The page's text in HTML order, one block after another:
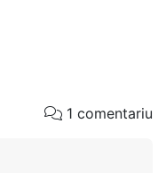
1 comentariu